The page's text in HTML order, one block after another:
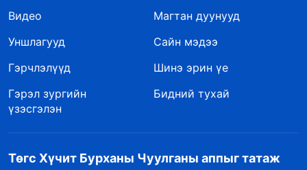
Видео
Магтан дуунууд
Уншлагууд
Сайн мэдээ
Гэрчлэлүүд
Шинэ эрин үе
Гэрэл зургийн
үзэсгэлэн
Бидний тухай
Төгс Хүчит Бурханы Чуулганы аппыг татаж